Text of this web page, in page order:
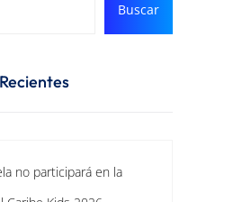
Buscar
no participará en la